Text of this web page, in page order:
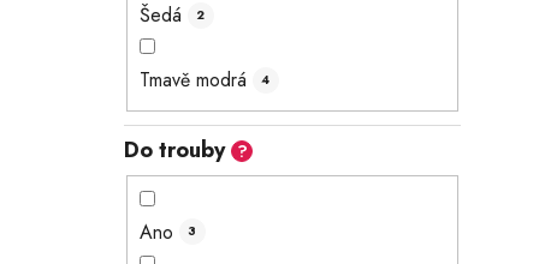
Šedá 2
Tmavě modrá 4
Do trouby ?
Ano 3